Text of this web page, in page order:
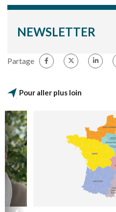
NEWSLETTER
Partage
Pour aller plus loin